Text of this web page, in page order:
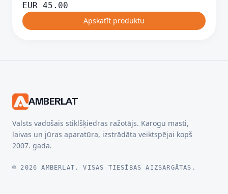
EUR 45.00
Apskatīt produktu
AMBERLAT
Valsts vadošais stiklšķiedras ražotājs. Karogu masti,
laivas un jūras aparatūra, izstrādāta veiktspējai kopš
2007. gada.
© 2026 AMBERLAT. VISAS TIESĪBAS AIZSARGĀTAS.